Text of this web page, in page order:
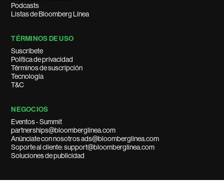
Podcasts
Listas de Bloomberg Línea
TÉRMINOS DE USO
Suscríbete
Política de privacidad
Términos de suscripción
Tecnología
T&C
NEGOCIOS
Eventos - Summit
partnerships@bloomberglinea.com
Anúnciate con nosotros ads@bloomberglinea.com
Soporte al cliente: support@bloomberglinea.com
Soluciones de publicidad